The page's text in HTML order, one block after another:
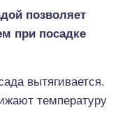
позволяет
при посадке
вытягивается.
температуру